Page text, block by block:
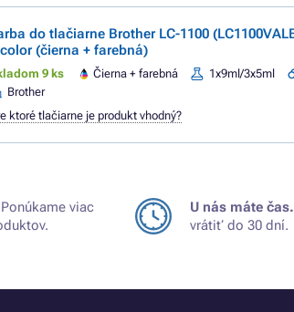
do tlačiarne Brother LC-1100
(čierna + farebná)
9 ks Čierna + farebná 1x9ml/3x5ml
Brother
ktoré tlačiarne je produkt vhodný?
Ponúkame viac
U nás máte čas.
vrátiť do 30 dní.